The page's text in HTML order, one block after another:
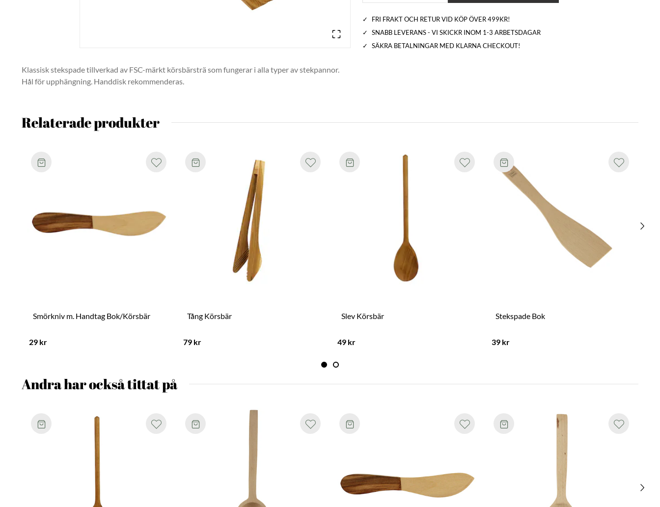
Klassisk stekspade tillverkad av FSC-märkt körsbärsträ som fungerar i alla typer av stekpannor.
Hål för upphängning. Handdisk rekommenderas.
✓
FRI FRAKT OCH RETUR VID KÖP ÖVER 499KR!
✓
SNABB LEVERANS - VI SKICKR INOM 1-3 ARBETSDAGAR
✓
SÄKRA BETALNINGAR MED KLARNA CHECKOUT!
Relaterade produkter
Smörkniv m. Handtag Bok/Körsbär
29 kr
Tång Körsbär
79 kr
Slev Körsbär
49 kr
Stekspade Bok
39 kr
Andra har också tittat på